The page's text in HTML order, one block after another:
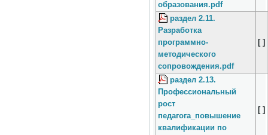
образования.pdf
раздел 2.11.
Разработка
программно-
методического
сопровождения.pdf
[ ]
раздел 2.13.
Профессиональный
рост
педагога_повышение
квалификации по
[ ]